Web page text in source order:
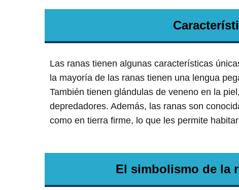
Las ranas tienen algunas características
la mayoría de las ranas tienen una lengua
También tienen glándulas de veneno en la
depredadores. Además, las ranas son
como en tierra firme, lo que les permite
El simbolismo de la